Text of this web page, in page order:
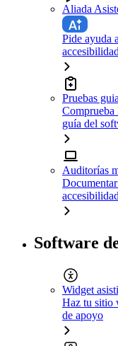
Aliada
Pide ayuda
accesibilidad
Pruebas
Comprueba
guía del
Auditorías
accesibilidad
Software
Widget
Haz tu sitio
de apoyo